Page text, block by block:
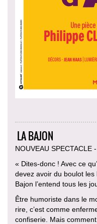
LA BAJON
NOUVEAU SPECTACLE
« Dites-donc ! Avec ce
devez avoir du boulot
Bajon l’entend tous les
Être humoriste dans le
rire, c’est comme
confiserie. Mais